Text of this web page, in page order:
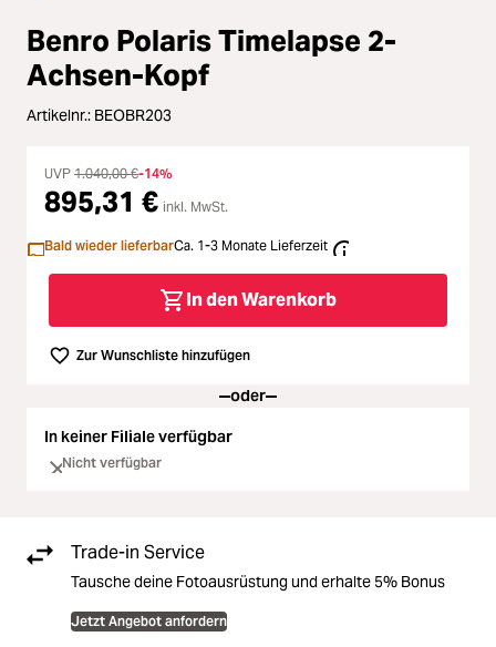
Licht & Studio
Bildbearbeitung
Ferngläser
Second Hand
SALE
Benro Polaris Timelapse 2-
Achsen-Kopf
Artikelnr.: BEOBR203
UVP 1.040,00 €-14%
895,31 € inkl. MwSt.
Bald wieder lieferbarCa. 1-3 Monate Lieferzeit
In den Warenkorb
Zur Wunschliste hinzufügen
oder
In keiner Filiale verfügbar
Nicht verfügbar
Trade-in Service
Tausche deine Fotoausrüstung und erhalte 5% Bonus
Jetzt Angebot anfordern